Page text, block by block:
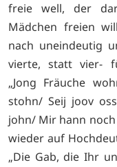
freie well, der
Mädchen freien
nach uneindeutig
vierte, statt vier-
„Jong Fräuche
stohn/ Seij joov
john/ Mir hann
wieder auf
„Die Gab, die Ihr